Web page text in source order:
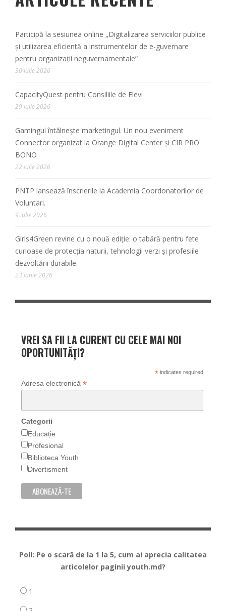
Participă la sesiunea online „Digitalizarea serviciilor publice
și utilizarea eficientă a instrumentelor de e-guvernare
pentru organizații neguvernamentale”
30 iulie 2026
CapacityQuest pentru Consiliile de Elevi
29 iulie 2026
Gamingul întâlnește marketingul. Un nou eveniment
Connector organizat la Orange Digital Center și CIR PRO
BONO
22 iulie 2026
PNTP lansează înscrierile la Academia Coordonatorilor de
Voluntari.
9 iulie 2026
Girls4Green revine cu o nouă ediție: o tabără pentru fete
curioase de protecția naturii, tehnologii verzi și profesiile
dezvoltării durabile.
23 iunie 2026
VREI SA FII LA CURENT CU CELE MAI NOI
OPORTUNITĂȚI?
*indicates required
Adresa electronică *
Categorii
Educație
Profesional
Biblioteca Youth
Divertisment
Poll: Pe o scară de la 1 la 5, cum ai aprecia calitatea
articolelor paginii youth.md?
1